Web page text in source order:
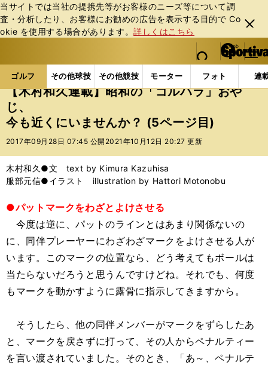
当サイトでは当社の提携先等がお客様のニーズ等について調
査・分析したり、お客様にお勧めの広告を表⽰する⽬的で Co
okie を使⽤する場合があります。詳しくはこちら
閉じ
る
web Sportiva (webスポルティーバ)
検索
マイペ
ー
ジ
メニュ
ゴルフ その他球技 その他競技 モーター フォト 連
ス
ポ
ル
テ
ー
バ
ゴルフの記事一覧 ゴルフ その他 【木村和久連
【木村和久連載】昭和の「ゴルハラ」おや
じ、
今も近くにいませんか？ (5ページ目)
2017年09月28日 07:45 公開 2021年10月12日 20:27 更新
木村和久●文 text by Kimura Kazuhisa
服部元信●イラスト illustration by Hattori Motonobu
●パットマークをわざとよけさせる
今度は逆に、パットのラインとはあまり関係ないの
に、同伴プレーヤーにわざわざマークをよけさせる人が
います。このマークの位置なら、どう考えてもボールは
当たらないだろうと思うんですけどね。それでも、何度
もマークを動かすように露骨に指示してきますから。
そうしたら、他の同伴メンバーがマークをずらしたあ
と、マークを戻さずに打って、その人からペナルティー
を言い渡されていました。そのとき、「あ～、ペナルテ